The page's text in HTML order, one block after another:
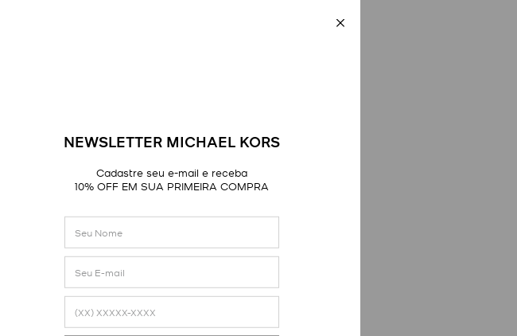
NEWSLETTER MICHAEL KORS
Cadastre seu e-mail e receba
10% OFF EM SUA PRIMEIRA COMPRA